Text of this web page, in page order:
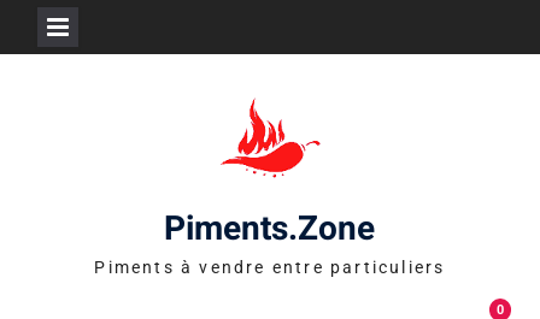
Piments.Zone
Piments à vendre entre particuliers
0